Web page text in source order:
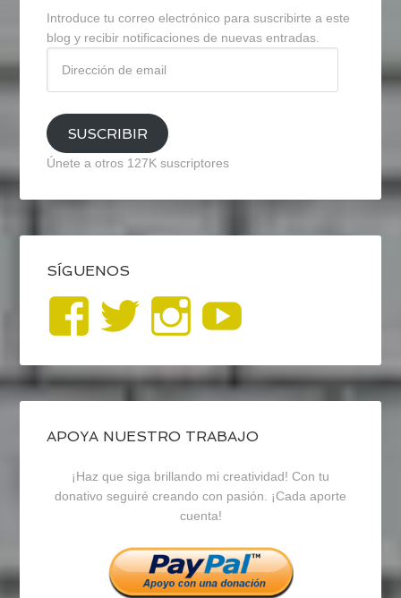
Introduce tu correo electrónico para suscribirte a este
blog y recibir notificaciones de nuevas entradas.
email
SUSCRIBIR
Únete a otros 127K suscriptores
SÍGUENOS
Ver
perfil
de
blogrecursosep
en
Facebook
Ver
perfil
de
recursosep
en
Twitter
Ver
perfil
de
recursosep
en
Instagram
APOYA NUESTRO TRABAJO
¡Haz que siga brillando mi creatividad! Con tu
donativo seguiré creando con pasión. ¡Cada aporte
cuenta!